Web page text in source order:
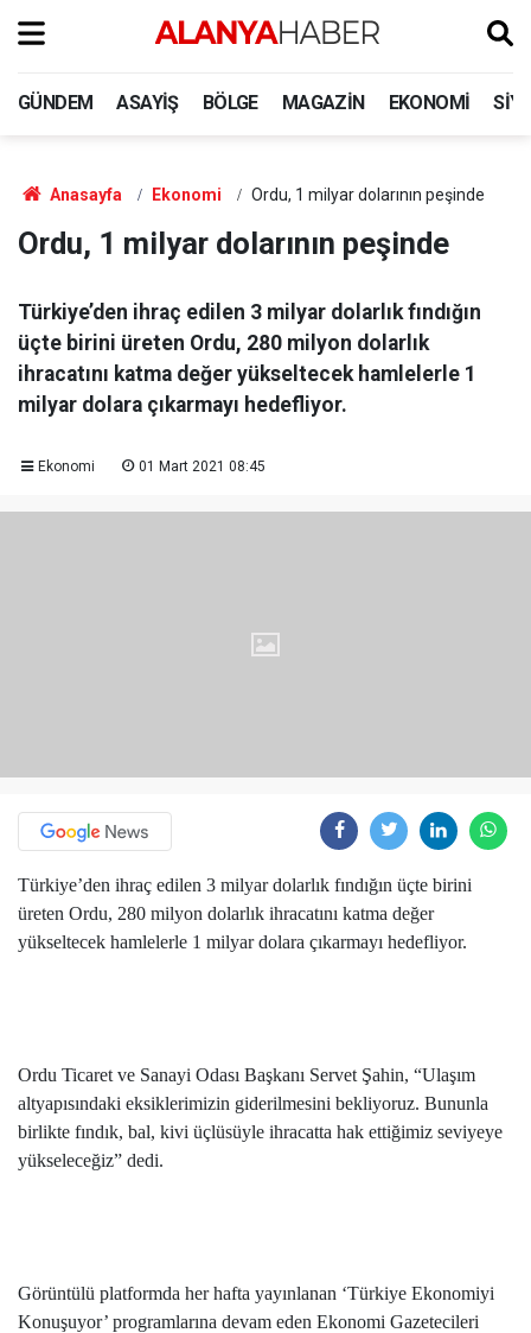
GÜNDEM ASAYIŞ BÖLGE MAGAZIN EKONOMI
Anasayfa Ekonomi Ordu, 1 milyar dolarının peşinde
Ordu, 1 milyar dolarının peşinde
Türkiye’den ihraç edilen 3 milyar dolarlık fındığın
üçte birini üreten Ordu, 280 milyon dolarlık
ihracatını katma değer yükseltecek hamlelerle 1
milyar dolara çıkarmayı hedefliyor.
Ekonomi 01 Mart 2021 08:45
Türkiye’den ihraç edilen 3 milyar dolarlık fındığın üçte birini
üreten Ordu, 280 milyon dolarlık ihracatını katma değer
yükseltecek hamlelerle 1 milyar dolara çıkarmayı hedefliyor.
Ordu Ticaret ve Sanayi Odası Başkanı Servet Şahin, “Ulaşım
altyapısındaki eksiklerimizin giderilmesini bekliyoruz. Bununla
birlikte fındık, bal, kivi üçlüsüyle ihracatta hak ettiğimiz seviyeye
yükseleceğiz” dedi.
Görüntülü platformda her hafta yayınlanan ‘Türkiye Ekonomiyi
Konuşuyor’ programlarına devam eden Ekonomi Gazetecileri